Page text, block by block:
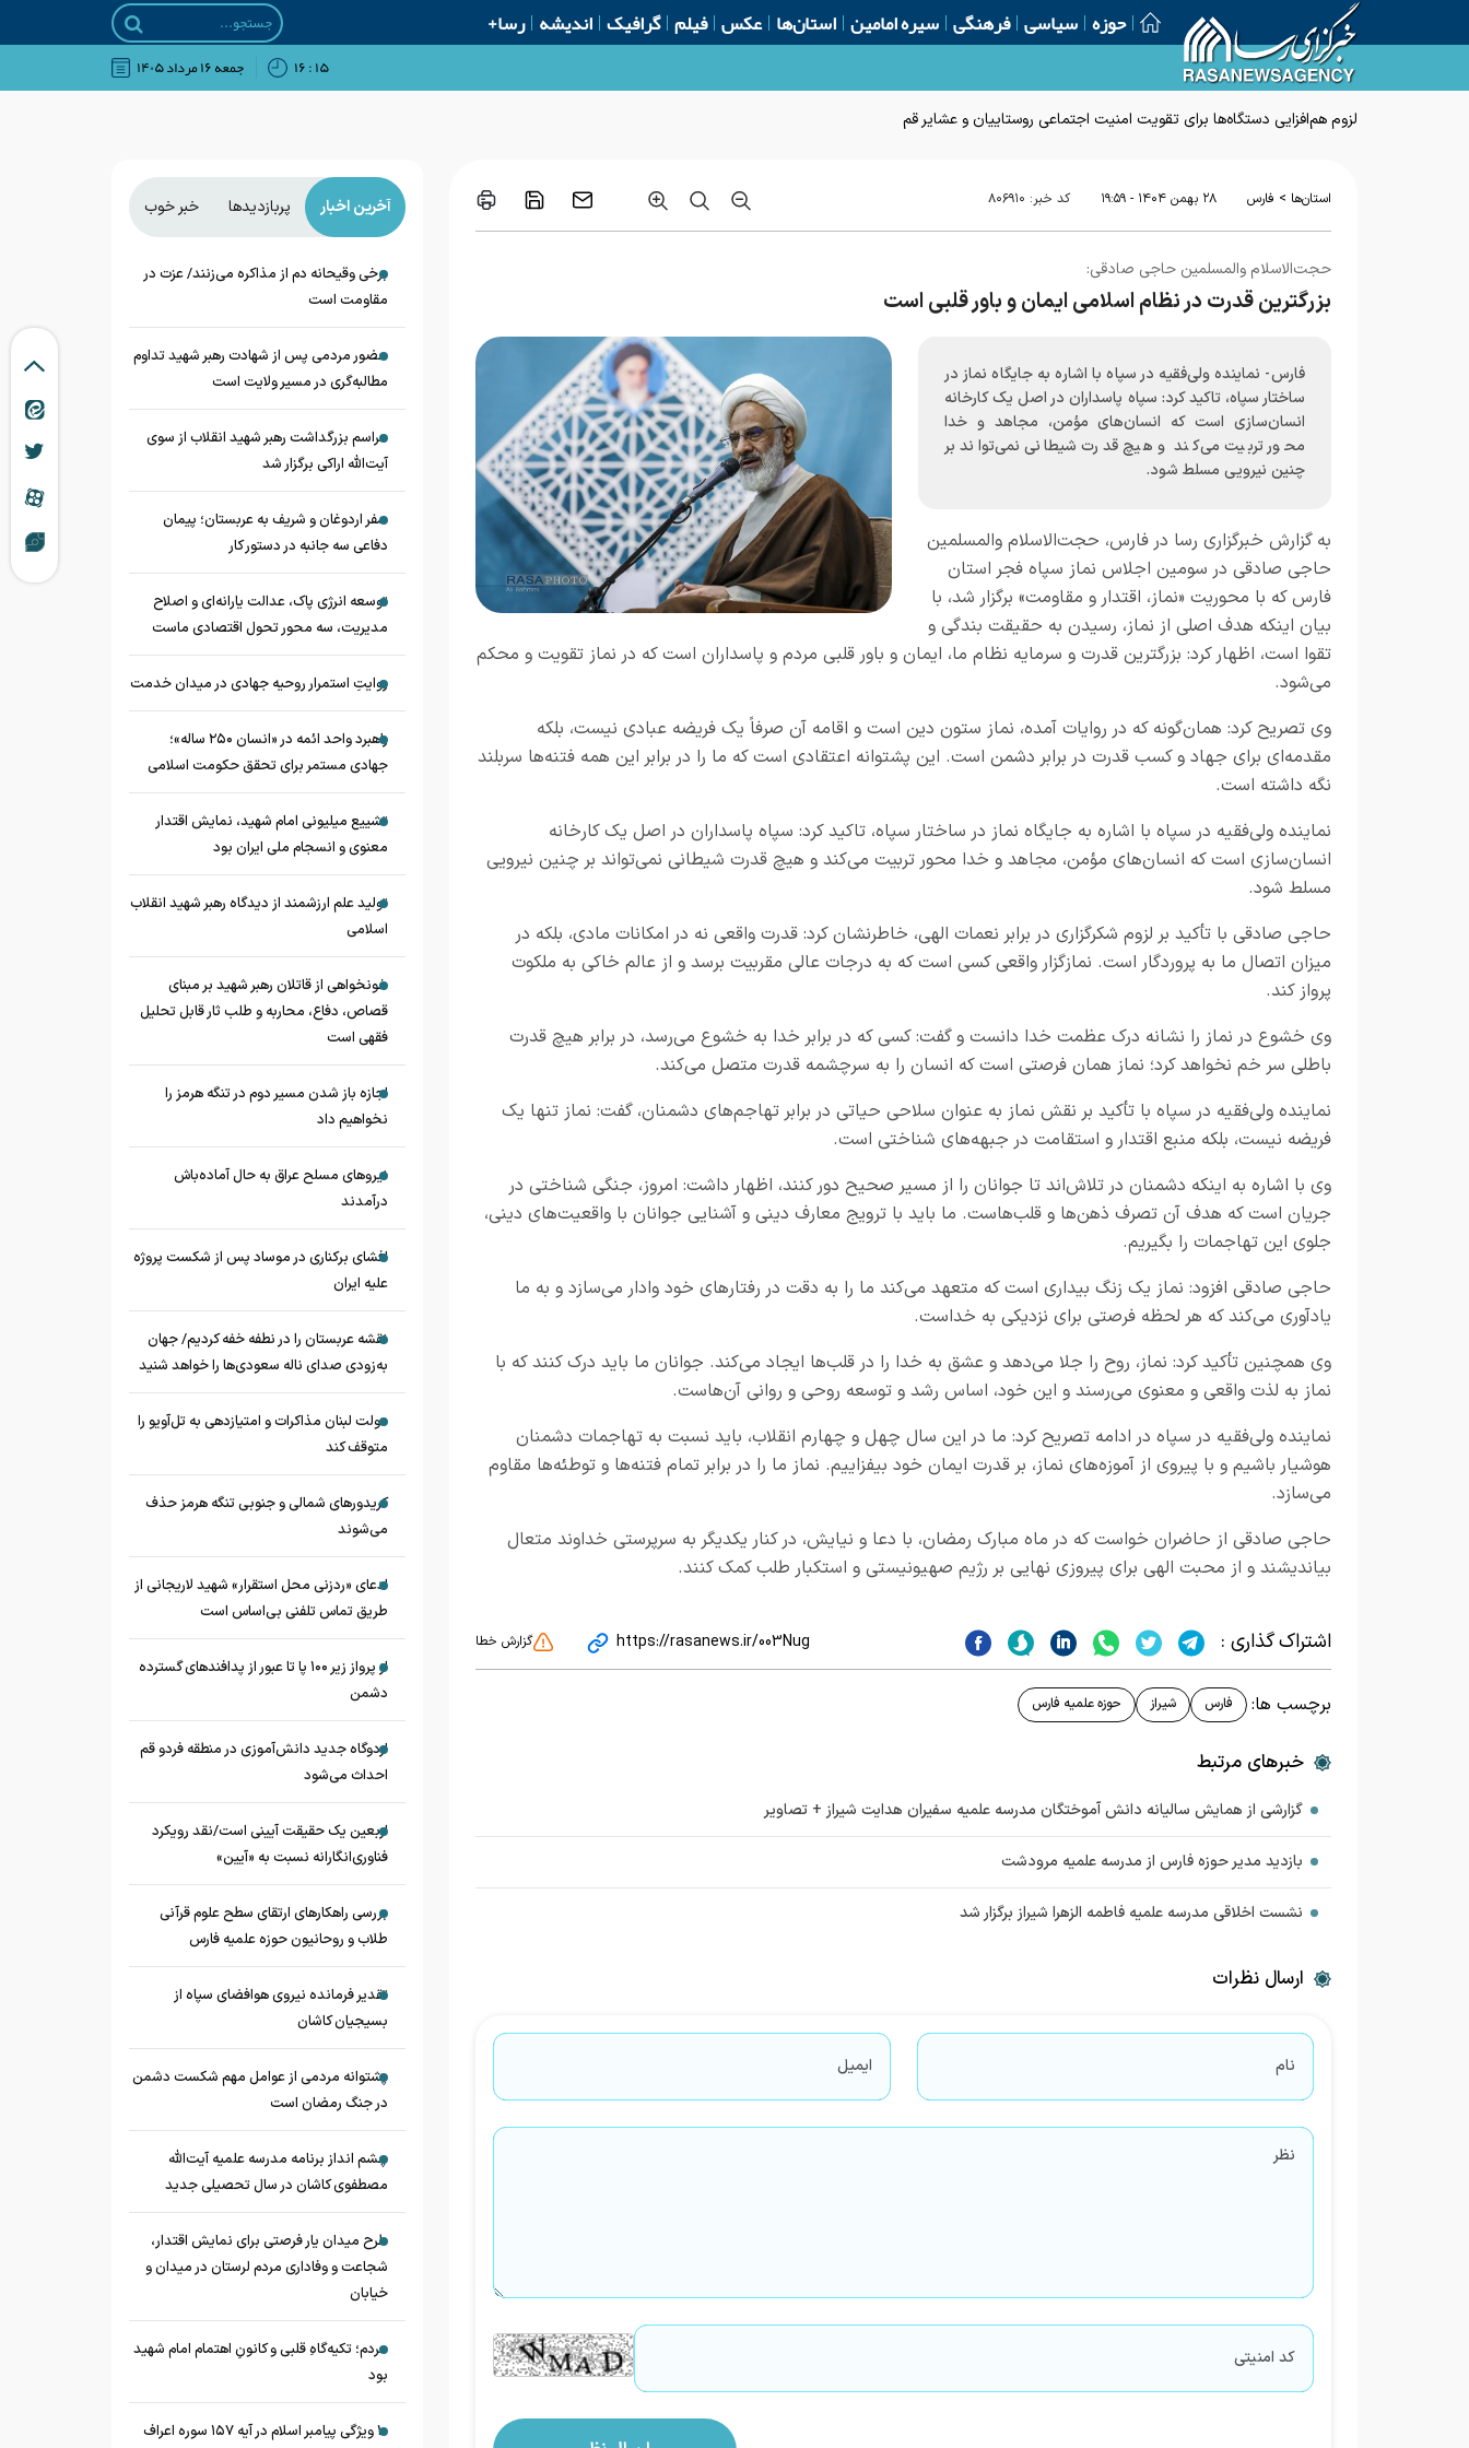
حوزه سیاسی فرهنگی سیره امامین استان‌ها عکس فیلم گرافیک اندیشه رسا+
۱۵ : ۱۶ جمعه ۱۶ مرداد ۱۴۰۵
لزوم هم‌افزایی دستگاه‌ها برای تقویت امنیت اجتماعی روستاییان و عشایر قم
استان‌ها > فارس ۲۸ بهمن ۱۴۰۴ - ۱۹:۵۹ کد خبر: ۸۰۶۹۱۰
حجت‌الاسلام والمسلمین حاجی صادقی:
بزرگترین قدرت در نظام اسلامی ایمان و باور قلبی است
فارس- نماینده ولی‌فقیه در سپاه با اشاره به جایگاه نماز در
ساختار سپاه، تاکید کرد: سپاه پاسداران در اصل یک کارخانه
انسان‌سازی است که انسان‌های مؤمن، مجاهد و خدا
محور تربیت می‌کند و هیچ قدرت شیطانی نمی‌تواند بر
چنین نیرویی مسلط شود.
به گزارش خبرگزاری رسا در فارس، حجت‌الاسلام والمسلمین
حاجی صادقی در سومین اجلاس نماز سپاه فجر استان
فارس که با محوریت «نماز، اقتدار و مقاومت» برگزار شد، با
بیان اینکه هدف اصلی از نماز، رسیدن به حقیقت بندگی و
تقوا است، اظهار کرد: بزرگترین قدرت و سرمایه‌ نظام ما، ایمان و باور قلبی مردم و پاسداران است که در نماز تقویت و محکم
می‌شود.
وی تصریح کرد: همان‌گونه که در روایات آمده، نماز ستون دین است و اقامه آن صرفاً یک فریضه عبادی نیست، بلکه
مقدمه‌ای برای جهاد و کسب قدرت در برابر دشمن است. این پشتوانه اعتقادی است که ما را در برابر این همه فتنه‌ها سربلند
نگه داشته است.
نماینده ولی‌فقیه در سپاه با اشاره به جایگاه نماز در ساختار سپاه، تاکید کرد: سپاه پاسداران در اصل یک کارخانه
انسان‌سازی است که انسان‌های مؤمن، مجاهد و خدا محور تربیت می‌کند و هیچ قدرت شیطانی نمی‌تواند بر چنین نیرویی
مسلط شود.
حاجی صادقی با تأکید بر لزوم شکرگزاری در برابر نعمات الهی، خاطرنشان کرد: قدرت واقعی نه در امکانات مادی، بلکه در
میزان اتصال ما به پروردگار است. نمازگزار واقعی کسی است که به درجات عالی مقربیت برسد و از عالم خاکی به ملکوت
پرواز کند.
وی خشوع در نماز را نشانه درک عظمت خدا دانست و گفت: کسی که در برابر خدا به خشوع می‌رسد، در برابر هیچ قدرت
باطلی سر خم نخواهد کرد؛ نماز همان فرصتی است که انسان را به سرچشمه قدرت متصل می‌کند.
نماینده ولی‌فقیه در سپاه با تأکید بر نقش نماز به عنوان سلاحی حیاتی در برابر تهاجم‌های دشمنان، گفت: نماز تنها یک
فریضه نیست، بلکه منبع اقتدار و استقامت در جبهه‌های شناختی است.
وی با اشاره به اینکه دشمنان در تلاش‌اند تا جوانان را از مسیر صحیح دور کنند، اظهار داشت: امروز، جنگی شناختی در
جریان است که هدف آن تصرف ذهن‌ها و قلب‌هاست. ما باید با ترویج معارف دینی و آشنایی جوانان با واقعیت‌های دینی،
جلوی این تهاجمات را بگیریم.
حاجی صادقی افزود: نماز یک زنگ بیداری است که متعهد می‌کند ما را به دقت در رفتارهای خود وادار می‌سازد و به ما
یادآوری می‌کند که هر لحظه فرصتی برای نزدیکی به خداست.
وی همچنین تأکید کرد: نماز، روح را جلا می‌دهد و عشق به خدا را در قلب‌ها ایجاد می‌کند. جوانان ما باید درک کنند که با
نماز به لذت واقعی و معنوی می‌رسند و این خود، اساس رشد و توسعه روحی و روانی آن‌هاست.
نماینده ولی‌فقیه در سپاه در ادامه تصریح کرد: ما در این سال چهل و چهارم انقلاب، باید نسبت به تهاجمات دشمنان
هوشیار باشیم و با پیروی از آموزه‌های نماز، بر قدرت ایمان خود بیفزاییم. نماز ما را در برابر تمام فتنه‌ها و توطئه‌ها مقاوم
می‌سازد.
حاجی صادقی از حاضران خواست که در ماه مبارک رمضان، با دعا و نیایش، در کنار یکدیگر به سرپرستی خداوند متعال
بیاندیشند و از محبت الهی برای پیروزی نهایی بر رژیم صهیونیستی و استکبار طلب کمک کنند.
اشتراک گذاری : https://rasanews.ir/003Nug گزارش خطا
برچسب ها: فارس شیراز حوزه علمیه فارس
خبرهای مرتبط
گزارشی از همایش سالیانه دانش آموختگان مدرسه علمیه سفیران هدایت شیراز + تصاویر
بازدید مدیر حوزه فارس از مدرسه علمیه مرودشت
نشست اخلاقی مدرسه علمیه فاطمه الزهرا شیراز برگزار شد
ارسال نظرات
آخرین اخبار پربازدیدها خبر خوب
برخی وقیحانه دم از مذاکره می‌زنند/ عزت در
مقاومت است
حضور مردمی پس از شهادت رهبر شهید تداوم
مطالبه‌گری در مسیر ولایت است
مراسم بزرگداشت رهبر شهید انقلاب از سوی
آیت‌الله اراکی برگزار شد
سفر اردوغان و شریف به عربستان؛ پیمان
دفاعی سه جانبه در دستور کار
توسعه انرژی پاک، عدالت یارانه‌ای و اصلاح
مدیریت، سه محور تحول اقتصادی ماست
روایتِ استمرار روحیه جهادی در میدان خدمت
راهبرد واحد ائمه در «انسان ۲۵۰ ساله»؛
جهادی مستمر برای تحقق حکومت اسلامی
تشییع میلیونی امام شهید، نمایش اقتدار
معنوی و انسجام ملی ایران بود
تولید علم ارزشمند از دیدگاه رهبر شهید انقلاب
اسلامی
خونخواهی از قاتلان رهبر شهید بر مبنای
قصاص، دفاع، محاربه و طلب ثار قابل تحلیل
فقهی است
اجازه باز شدن مسیر دوم در تنگه هرمز را
نخواهیم داد
نیروهای مسلح عراق به حال آماده‌باش
درآمدند
افشای برکناری در موساد پس از شکست پروژه
علیه ایران
نقشه عربستان را در نطفه خفه کردیم/ جهان
به‌زودی صدای ناله سعودی‌ها را خواهد شنید
دولت لبنان مذاکرات و امتیازدهی به تل‌آویو را
متوقف کند
کریدورهای شمالی و جنوبی تنگه هرمز حذف
می‌شوند
ادعای «ردزنی محل استقرار» شهید لاریجانی از
طریق تماس تلفنی بی‌اساس است
از پرواز زیر ۱۰۰ پا تا عبور از پدافند‌های گسترده
دشمن
اردوگاه جدید دانش‌آموزی در منطقه فردو قم
احداث می‌شود
اربعین یک حقیقت آیینی است/نقد رویکرد
فناوری‌انگارانه نسبت به «آیین»
بررسی راهکارهای ارتقای سطح علوم قرآنی
طلاب و روحانیون حوزه علمیه فارس
تقدیر فرمانده نیروی هوافضای سپاه از
بسیجیان کاشان
پشتوانه مردمی از عوامل مهم شکست دشمن
در جنگ رمضان است
چشم‌ انداز برنامه مدرسه علمیه آیت‌الله
مصطفوی کاشان در سال تحصیلی جدید
طرح میدان یار فرصتی برای نمایش اقتدار،
شجاعت و وفاداری مردم لرستان در میدان و
خیابان
مردم؛ تکیه‌گاهِ قلبی و کانونِ اهتمام امام شهید
بود
۱۰ ویژگی پیامبر اسلام در آیه ۱۵۷ سوره اعراف